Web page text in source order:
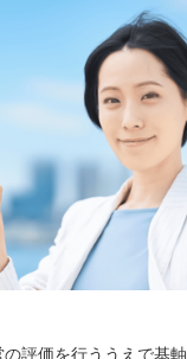
評価を行ううえで基